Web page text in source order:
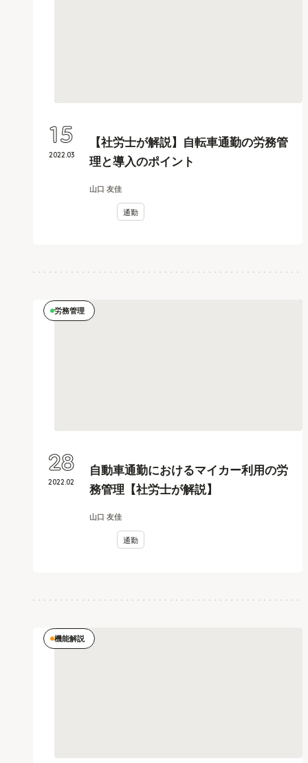
【社労士が解説】自転車通勤の労務管
理と導入のポイント
山口 友佳
通勤
2022.03
15
労務管理
自動車通勤におけるマイカー利用の労
務管理【社労士が解説】
山口 友佳
通勤
2022.02
28
機能解説